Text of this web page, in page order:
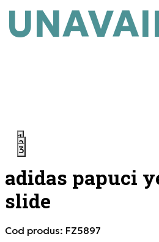
1
2
3
adidas papuci
slide
Cod produs: FZ5897